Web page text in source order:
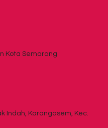
Kota Semarang
Indah, Karangasem, Kec.